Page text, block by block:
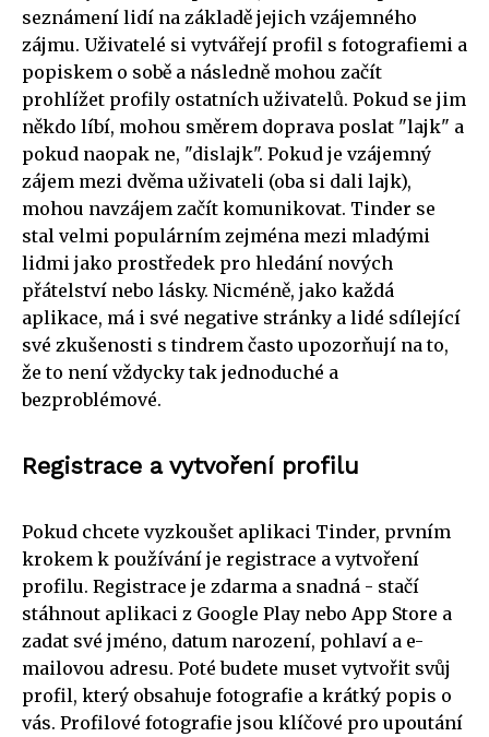
seznámení lidí na základě jejich vzájemného
zájmu. Uživatelé si vytvářejí profil s fotografiemi a
popiskem o sobě a následně mohou začít
prohlížet profily ostatních uživatelů. Pokud se jim
někdo líbí, mohou směrem doprava poslat "lajk" a
pokud naopak ne, "dislajk". Pokud je vzájemný
zájem mezi dvěma uživateli (oba si dali lajk),
mohou navzájem začít komunikovat. Tinder se
stal velmi populárním zejména mezi mladými
lidmi jako prostředek pro hledání nových
přátelství nebo lásky. Nicméně, jako každá
aplikace, má i své negative stránky a lidé sdílející
své zkušenosti s tindrem často upozorňují na to,
že to není vždycky tak jednoduché a
bezproblémové.
Registrace a vytvoření profilu
Pokud chcete vyzkoušet aplikaci Tinder, prvním
krokem k používání je registrace a vytvoření
profilu. Registrace je zdarma a snadná - stačí
stáhnout aplikaci z Google Play nebo App Store a
zadat své jméno, datum narození, pohlaví a e-
mailovou adresu. Poté budete muset vytvořit svůj
profil, který obsahuje fotografie a krátký popis o
vás. Profilové fotografie jsou klíčové pro upoutání